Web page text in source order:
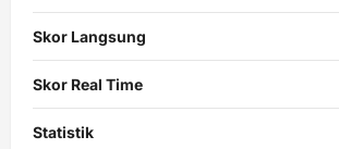
Skor Langsung
Skor Real Time
Statistik